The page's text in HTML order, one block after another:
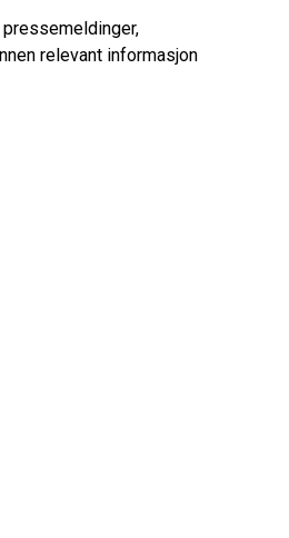
relevant informasjon